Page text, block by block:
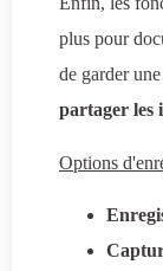
plus pour
de garder
partager les
Options